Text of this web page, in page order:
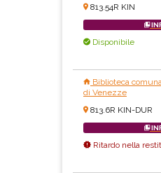
813.54R KIN
Disponibile
Biblioteca
di Venezze
813.6R KIN-DUR
Ritardo nella